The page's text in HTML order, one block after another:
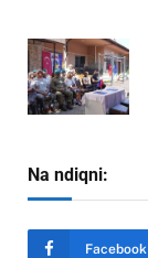
Na ndiqni:
Facebook